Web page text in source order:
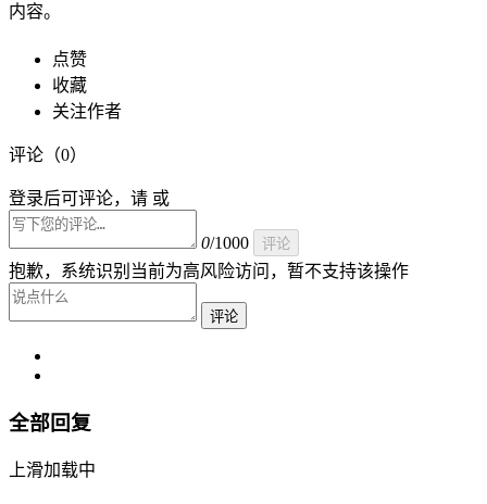
内容。
点赞
收藏
关注作者
评论（0）
登录后可评论，请 或
0/1000 评论
抱歉，系统识别当前为高风险访问，暂不支持该操作
评论
全部回复
上滑加载中